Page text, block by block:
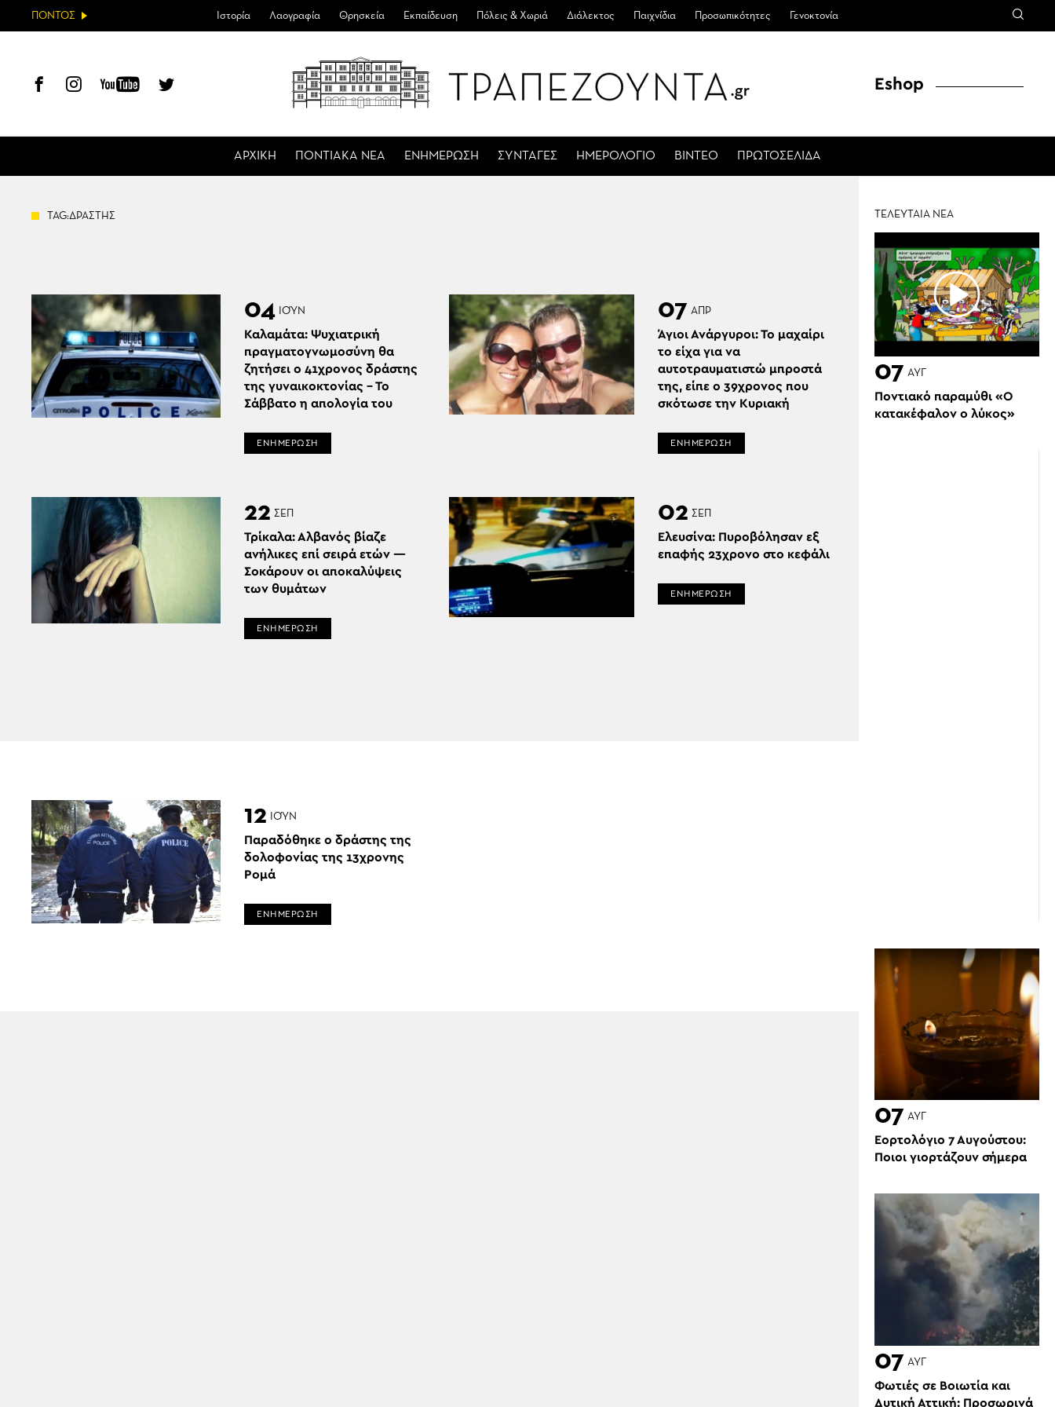
ΠΟΝΤΟΣ Ιστορία Λαογραφία Θρησκεία Εκπαίδευση Πόλεις & Χωριά Διάλεκτος Παιχνίδια Προσωπικότητες Γενοκτονία
ΑΡΧΙΚΗ ΠΟΝΤΙΑΚΑ ΝΕΑ ΕΝΗΜΕΡΩΣΗ ΣΥΝΤΑΓΕΣ ΗΜΕΡΟΛΟΓΙΟ ΒΙΝΤΕΟ ΠΡΩΤΟΣΕΛΙΔΑ
Eshop
TAG:ΔΡΑΣΤΗΣ
04 ΙΟΎΝ
Καλαμάτα: Ψυχιατρική
πραγματογνωμοσύνη θα
ζητήσει ο 41χρονος δράστης
της γυναικοκτονίας – Το
Σάββατο η απολογία του
ΕΝΗΜΕΡΩΣΗ
07 ΑΠΡ
Άγιοι Ανάργυροι: Το μαχαίρι
το είχα για να
αυτοτραυματιστώ μπροστά
της, είπε ο 39χρονος που
σκότωσε την Κυριακή
ΕΝΗΜΕΡΩΣΗ
22 ΣΕΠ
Τρίκαλα: Αλβανός βίαζε
ανήλικες επί σειρά ετών —
Σοκάρουν οι αποκαλύψεις
των θυμάτων
ΕΝΗΜΕΡΩΣΗ
02 ΣΕΠ
Ελευσίνα: Πυροβόλησαν εξ
επαφής 23χρονο στο κεφάλι
ΕΝΗΜΕΡΩΣΗ
12 ΙΟΎΝ
Παραδόθηκε ο δράστης της
δολοφονίας της 13χρονης
Ρομά
ΕΝΗΜΕΡΩΣΗ
ΤΕΛΕΥΤΑΙΑ ΝΕΑ
07 ΑΥΓ
Ποντιακό παραμύθι «Ο
κατακέφαλον ο λύκος»
07 ΑΥΓ
Εορτολόγιο 7 Αυγούστου:
Ποιοι γιορτάζουν σήμερα
07 ΑΥΓ
Φωτιές σε Βοιωτία και
Δυτική Αττική: Προσωρινά